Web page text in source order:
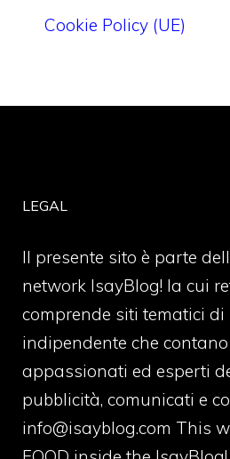
Cookie Policy (UE)
LEGAL
Il presente sito è parte
network IsayBlog! la cui
comprende siti tematici
indipendente che
appassionati ed esperti
pubblicità, comunicati e
info@isayblog.com This